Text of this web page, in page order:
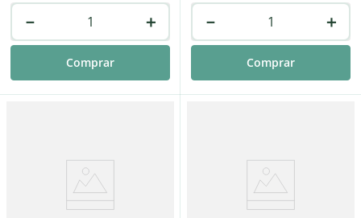
＋
－
Comprar
＋
－
Comprar